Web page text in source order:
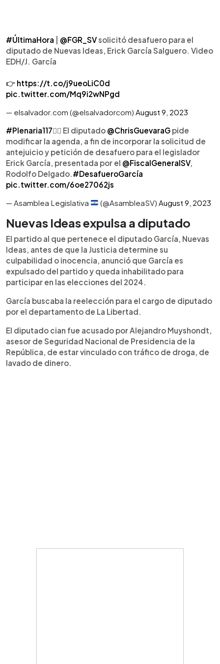
#ÚltimaHora @FGR_SVsolicitó desafuero para el
diputado de Nuevas Ideas, Erick García Salguero. Video
EDH/J. García
👉 https://t.co/j9ueoLiC0d
pic.twitter.com/Mq9i2wNPgd
— elsalvador.com (@elsalvadorcom) August 9, 2023
#Plenaria117✍🏻 El diputado @ChrisGuevaraG pide
modificar la agenda, a fin de incorporar la solicitud de
antejuicio y petición de desafuero para el legislador
Erick García, presentada por el @FiscalGeneralSV,
Rodolfo Delgado. #DesafueroGarcía
pic.twitter.com/6oe27062js
— Asamblea Legislativa
(@AsambleaSV) August 9, 2023
Nuevas Ideas expulsa a diputado
El partido al que pertenece el diputado García, Nuevas
Ideas, antes de que la Justicia determine su
culpabilidad o inocencia, anunció que García es
expulsado del partido y queda inhabilitado para
participar en las elecciones del 2024.
García buscaba la reelección para el cargo de diputado
por el departamento de La Libertad.
El diputado cian fue acusado por Alejandro Muyshondt,
asesor de Seguridad Nacional de Presidencia de la
República, de estar vinculado con tráfico de droga, de
lavado de dinero.